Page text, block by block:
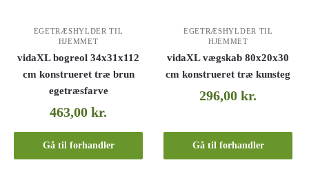
EGETRÆSHYLDER TIL
HJEMMET
vidaXL bogreol 34x31x112
cm konstrueret træ brun
egetræsfarve
463,00kr.
Gå til forhandler
EGETRÆSHYLDER TIL
HJEMMET
vidaXL vægskab 80x20x30
cm konstrueret træ kunsteg
296,00kr.
Gå til forhandler